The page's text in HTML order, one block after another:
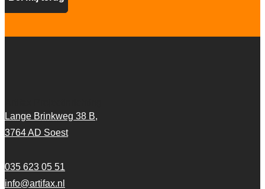
Lange Brinkweg 38 B,
3764 AD Soest
035 623 05 51
info@artifax.nl